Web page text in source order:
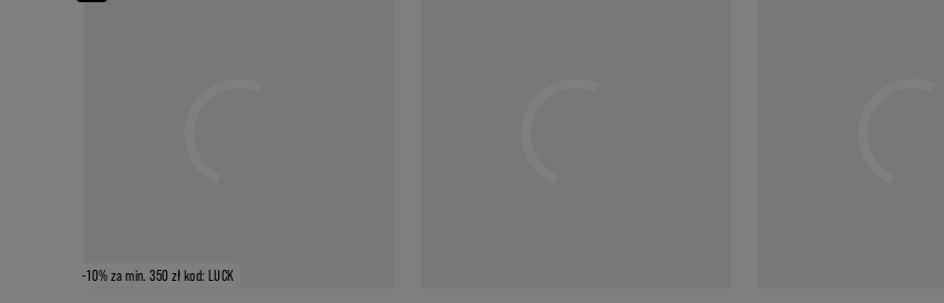
-10% za min. 350 zł kod: LUCK